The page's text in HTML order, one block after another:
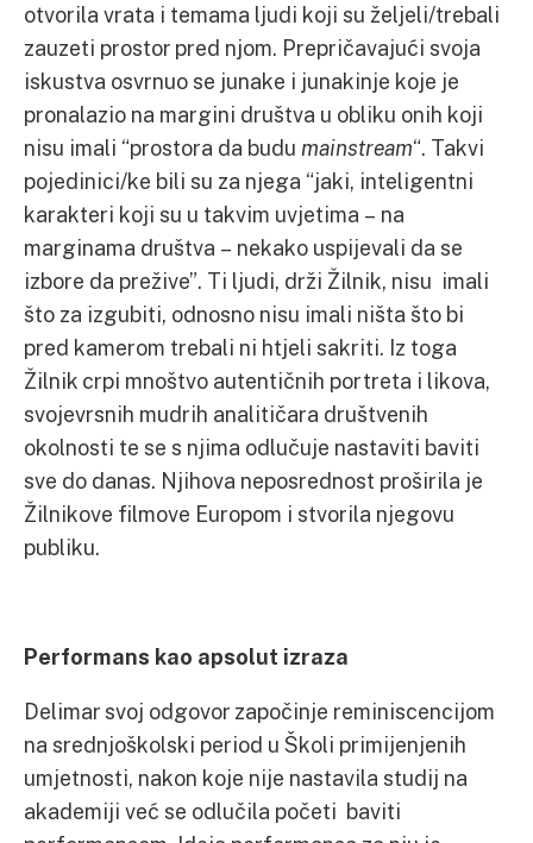
otvorila vrata i temama ljudi koji su željeli/trebali
zauzeti prostor pred njom. Prepričavajući svoja
iskustva osvrnuo se junake i junakinje koje je
pronalazio na margini društva u obliku onih koji
nisu imali “prostora da budu mainstream“. Takvi
pojedinici/ke bili su za njega “jaki, inteligentni
karakteri koji su u takvim uvjetima – na
marginama društva – nekako uspijevali da se
izbore da prežive”. Ti ljudi, drži Žilnik, nisu imali
što za izgubiti, odnosno nisu imali ništa što bi
pred kamerom trebali ni htjeli sakriti. Iz toga
Žilnik crpi mnoštvo autentičnih portreta i likova,
svojevrsnih mudrih analitičara društvenih
okolnosti te se s njima odlučuje nastaviti baviti
sve do danas. Njihova neposrednost proširila je
Žilnikove filmove Europom i stvorila njegovu
publiku.
Performans kao apsolut izraza
Delimar svoj odgovor započinje reminiscencijom
na srednjoškolski period u Školi primijenjenih
umjetnosti, nakon koje nije nastavila studij na
akademiji već se odlučila početi baviti